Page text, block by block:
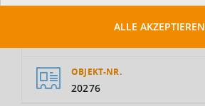
OBJEKT-NR.
20276
ALLE AKZEPTIEREN